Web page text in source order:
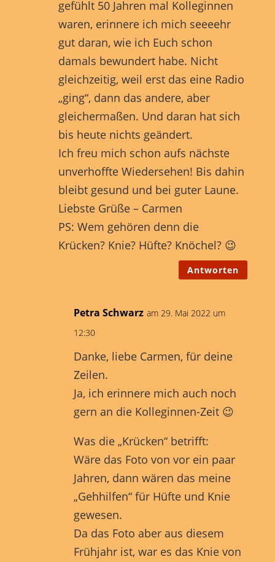
gefühlt 50 Jahren mal Kolleginnen
waren, erinnere ich mich seeeehr
gut daran, wie ich Euch schon
damals bewundert habe. Nicht
gleichzeitig, weil erst das eine Radio
„ging“, dann das andere, aber
gleichermaßen. Und daran hat sich
bis heute nichts geändert.
Ich freu mich schon aufs nächste
unverhoffte Wiedersehen! Bis dahin
bleibt gesund und bei guter Laune.
Liebste Grüße – Carmen
PS: Wem gehören denn die
Krücken? Knie? Hüfte? Knöchel? 😉
Antworten
Petra Schwarz am 29. Mai 2022 um
12:30
Danke, liebe Carmen, für deine
Zeilen.
Ja, ich erinnere mich auch noch
gern an die Kolleginnen-Zeit 😉
Was die „Krücken“ betrifft:
Wäre das Foto von vor ein paar
Jahren, dann wären das meine
„Gehhilfen“ für Hüfte und Knie
gewesen.
Da das Foto aber aus diesem
Frühjahr ist, war es das Knie von